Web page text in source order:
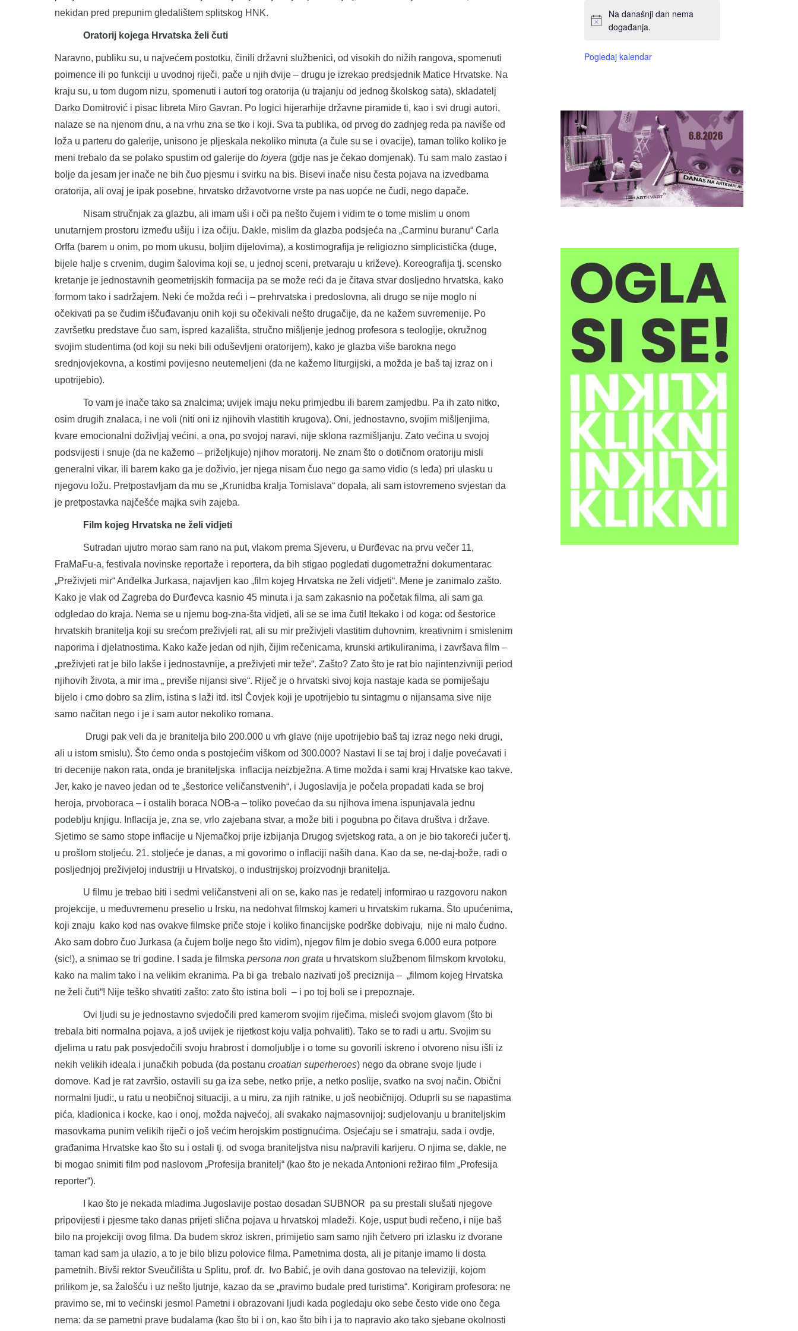
nekidan pred prepunim gledalištem splitskog HNK.
Oratorij kojega Hrvatska želi čuti
Naravno, publiku su, u najvećem postotku, činili državni službenici, od visokih do nižih rangova, spomenuti
poimence ili po funkciji u uvodnoj riječi, pače u njih dvije – drugu je izrekao predsjednik Matice Hrvatske. Na
kraju su, u tom dugom nizu, spomenuti i autori tog oratorija (u trajanju od jednog školskog sata), skladatelj
Darko Domitrović i pisac libreta Miro Gavran. Po logici hijerarhije državne piramide ti, kao i svi drugi autori,
nalaze se na njenom dnu, a na vrhu zna se tko i koji. Sva ta publika, od prvog do zadnjeg reda pa naviše od
loža u parteru do galerije, unisono je pljeskala nekoliko minuta (a čule su se i ovacije), taman toliko koliko je
meni trebalo da se polako spustim od galerije do foyera (gdje nas je čekao domjenak). Tu sam malo zastao i
bolje da jesam jer inače ne bih čuo pjesmu i svirku na bis. Bisevi inače nisu česta pojava na izvedbama
oratorija, ali ovaj je ipak posebne, hrvatsko državotvorne vrste pa nas uopće ne čudi, nego dapače.
Nisam stručnjak za glazbu, ali imam uši i oči pa nešto čujem i vidim te o tome mislim u onom
unutarnjem prostoru između ušiju i iza očiju. Dakle, mislim da glazba podsjeća na „Carminu buranu“ Carla
Orffa (barem u onim, po mom ukusu, boljim dijelovima), a kostimografija je religiozno simplicistička (duge,
bijele halje s crvenim, dugim šalovima koji se, u jednoj sceni, pretvaraju u križeve). Koreografija tj. scensko
kretanje je jednostavnih geometrijskih formacija pa se može reći da je čitava stvar dosljedno hrvatska, kako
formom tako i sadržajem. Neki će možda reći i – prehrvatska i predoslovna, ali drugo se nije moglo ni
očekivati pa se čudim iščuđavanju onih koji su očekivali nešto drugačije, da ne kažem suvremenije. Po
završetku predstave čuo sam, ispred kazališta, stručno mišljenje jednog profesora s teologije, okružnog
svojim studentima (od koji su neki bili oduševljeni oratorijem), kako je glazba više barokna nego
srednjovjekovna, a kostimi povijesno neutemeljeni (da ne kažemo liturgijski, a možda je baš taj izraz on i
upotrijebio).
To vam je inače tako sa znalcima; uvijek imaju neku primjedbu ili barem zamjedbu. Pa ih zato nitko,
osim drugih znalaca, i ne voli (niti oni iz njihovih vlastitih krugova). Oni, jednostavno, svojim mišljenjima,
kvare emocionalni doživljaj većini, a ona, po svojoj naravi, nije sklona razmišljanju. Zato većina u svojoj
podsvijesti i snuje (da ne kažemo – priželjkuje) njihov moratorij. Ne znam što o dotičnom oratoriju misli
generalni vikar, ili barem kako ga je doživio, jer njega nisam čuo nego ga samo vidio (s leđa) pri ulasku u
njegovu ložu. Pretpostavljam da mu se „Krunidba kralja Tomislava“ dopala, ali sam istovremeno svjestan da
je pretpostavka najčešće majka svih zajeba.
Film kojeg Hrvatska ne želi vidjeti
Sutradan ujutro morao sam rano na put, vlakom prema Sjeveru, u Đurđevac na prvu večer 11,
FraMaFu-a, festivala novinske reportaže i reportera, da bih stigao pogledati dugometražni dokumentarac
„Preživjeti mir“ Anđelka Jurkasa, najavljen kao „film kojeg Hrvatska ne želi vidjeti“. Mene je zanimalo zašto.
Kako je vlak od Zagreba do Đurđevca kasnio 45 minuta i ja sam zakasnio na početak filma, ali sam ga
odgledao do kraja. Nema se u njemu bog-zna-šta vidjeti, ali se se ima čuti! Itekako i od koga: od šestorice
hrvatskih branitelja koji su srećom preživjeli rat, ali su mir preživjeli vlastitim duhovnim, kreativnim i smislenim
naporima i djelatnostima. Kako kaže jedan od njih, čijim rečenicama, krunski artikuliranima, i završava film –
„preživjeti rat je bilo lakše i jednostavnije, a preživjeti mir teže“. Zašto? Zato što je rat bio najintenzivniji period
njihovih života, a mir ima „ previše nijansi sive“. Riječ je o hrvatski sivoj koja nastaje kada se pomiješaju
bijelo i crno dobro sa zlim, istina s laži itd. itsl Čovjek koji je upotrijebio tu sintagmu o nijansama sive nije
samo načitan nego i je i sam autor nekoliko romana.
Drugi pak veli da je branitelja bilo 200.000 u vrh glave (nije upotrijebio baš taj izraz nego neki drugi,
ali u istom smislu). Što ćemo onda s postojećim viškom od 300.000? Nastavi li se taj broj i dalje povećavati i
tri decenije nakon rata, onda je braniteljska inflacija neizbježna. A time možda i sami kraj Hrvatske kao takve.
Jer, kako je naveo jedan od te „šestorice veličanstvenih“, i Jugoslavija je počela propadati kada se broj
heroja, prvoboraca – i ostalih boraca NOB-a – toliko povećao da su njihova imena ispunjavala jednu
podeblju knjigu. Inflacija je, zna se, vrlo zajebana stvar, a može biti i pogubna po čitava društva i države.
Sjetimo se samo stope inflacije u Njemačkoj prije izbijanja Drugog svjetskog rata, a on je bio takoreći jučer tj.
u prošlom stoljeću. 21. stoljeće je danas, a mi govorimo o inflaciji naših dana. Kao da se, ne-daj-bože, radi o
posljednjoj preživjeloj industriji u Hrvatskoj, o industrijskoj proizvodnji branitelja.
U filmu je trebao biti i sedmi veličanstveni ali on se, kako nas je redatelj informirao u razgovoru nakon
projekcije, u međuvremenu preselio u Irsku, na nedohvat filmskoj kameri u hrvatskim rukama. Što upućenima,
koji znaju kako kod nas ovakve filmske priče stoje i koliko financijske podrške dobivaju, nije ni malo čudno.
Ako sam dobro čuo Jurkasa (a čujem bolje nego što vidim), njegov film je dobio svega 6.000 eura potpore
(sic!), a snimao se tri godine. I sada je filmska persona non grata u hrvatskom službenom filmskom krvotoku,
kako na malim tako i na velikim ekranima. Pa bi ga trebalo nazivati još preciznija – „filmom kojeg Hrvatska
ne želi čuti“! Nije teško shvatiti zašto: zato što istina boli – i po toj boli se i prepoznaje.
Ovi ljudi su je jednostavno svjedočili pred kamerom svojim riječima, misleći svojom glavom (što bi
trebala biti normalna pojava, a još uvijek je rijetkost koju valja pohvaliti). Tako se to radi u artu. Svojim su
djelima u ratu pak posvjedočili svoju hrabrost i domoljublje i o tome su govorili iskreno i otvoreno nisu išli iz
nekih velikih ideala i junačkih pobuda (da postanu croatian superheroes) nego da obrane svoje ljude i
domove. Kad je rat završio, ostavili su ga iza sebe, netko prije, a netko poslije, svatko na svoj način. Obični
normalni ljudi:, u ratu u neobičnoj situaciji, a u miru, za njih ratnike, u još neobičnijoj. Oduprli su se napastima
pića, kladionica i kocke, kao i onoj, možda najvećoj, ali svakako najmasovnijoj: sudjelovanju u braniteljskim
masovkama punim velikih riječi o još većim herojskim postignućima. Osjećaju se i smatraju, sada i ovdje,
građanima Hrvatske kao što su i ostali tj. od svoga braniteljstva nisu na/pravili karijeru. O njima se, dakle, ne
bi mogao snimiti film pod naslovom „Profesija branitelj“ (kao što je nekada Antonioni režirao film „Profesija
reporter“).
I kao što je nekada mladima Jugoslavije postao dosadan SUBNOR pa su prestali slušati njegove
pripovijesti i pjesme tako danas prijeti slična pojava u hrvatskoj mladeži. Koje, usput budi rečeno, i nije baš
bilo na projekciji ovog filma. Da budem skroz iskren, primijetio sam samo njih četvero pri izlasku iz dvorane
taman kad sam ja ulazio, a to je bilo blizu polovice filma. Pametnima dosta, ali je pitanje imamo li dosta
pametnih. Bivši rektor Sveučilišta u Splitu, prof. dr. Ivo Babić, je ovih dana gostovao na televiziji, kojom
prilikom je, sa žalošću i uz nešto ljutnje, kazao da se „pravimo budale pred turistima“. Korigiram profesora: ne
pravimo se, mi to većinski jesmo! Pametni i obrazovani ljudi kada pogledaju oko sebe često vide ono čega
nema: da se pametni prave budalama (kao što bi i on, kao što bih i ja to napravio ako tako sjebane okolnosti
Na današnji dan nema
događanja.
Pogledaj kalendar